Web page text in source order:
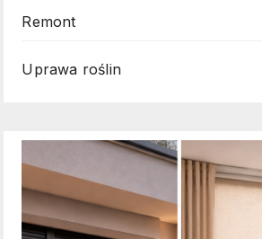
Remont
Uprawa roślin